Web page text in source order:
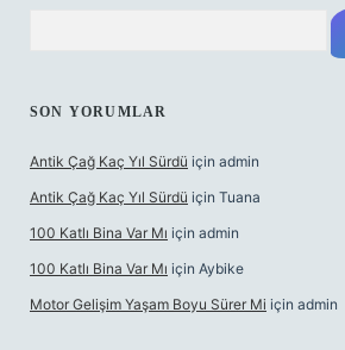
SON YORUMLAR
Antik Çağ Kaç Yıl Sürdü için admin
Antik Çağ Kaç Yıl Sürdü için Tuana
100 Katlı Bina Var Mı için admin
100 Katlı Bina Var Mı için Aybike
Motor Gelişim Yaşam Boyu Sürer Mi için admin